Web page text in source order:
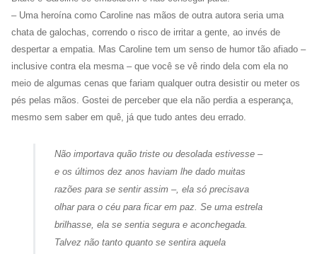
– Uma heroína como Caroline nas mãos de outra autora seria uma
chata de galochas, correndo o risco de irritar a gente, ao invés de
despertar a empatia. Mas Caroline tem um senso de humor tão afiado –
inclusive contra ela mesma – que você se vê rindo dela com ela no
meio de algumas cenas que fariam qualquer outra desistir ou meter os
pés pelas mãos. Gostei de perceber que ela não perdia a esperança,
mesmo sem saber em quê, já que tudo antes deu errado.
Não importava quão triste ou desolada estivesse –
e os últimos dez anos haviam lhe dado muitas
razões para se sentir assim –, ela só precisava
olhar para o céu para ficar em paz. Se uma estrela
brilhasse, ela se sentia segura e aconchegada.
Talvez não tanto quanto se sentira aquela